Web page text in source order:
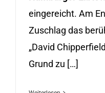
eingereicht. Am
Zuschlag das
„David
Grund zu […]